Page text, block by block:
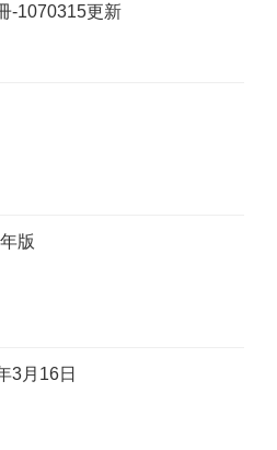
-1070315更新
年版
3月16日